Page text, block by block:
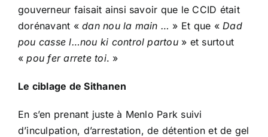
gouverneur faisait ainsi savoir que le CCID était
dorénavant «dan nou la main … » Et que « Dad
pou casse l…nou ki control partou » et surtout
«pou fer arrete toi. »
Le ciblage de Sithanen
En s’en prenant juste à Menlo Park suivi
d’inculpation, d’arrestation, de détention et de gel